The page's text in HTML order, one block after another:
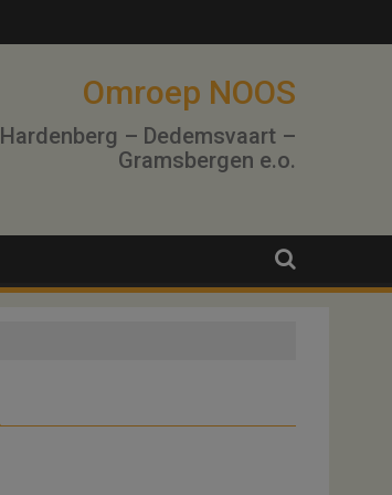
Omroep NOOS
Hardenberg – Dedemsvaart –
Gramsbergen e.o.